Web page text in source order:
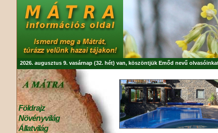
2026. augusztus 9. vasárnap (32. hét) van, köszöntjük Emőd nevű
Földrajz
Növényvilág
Állatvilág